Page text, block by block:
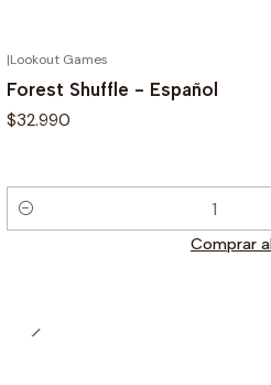
|Lookout Games
Forest Shuffle - Español
$32.990
Cantidad
Comprar